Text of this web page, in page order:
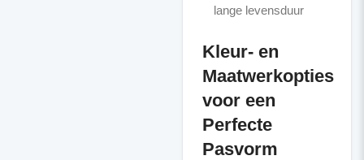
lange levensduur
Kleur- en
Maatwerkopties
voor een
Perfecte
Pasvorm